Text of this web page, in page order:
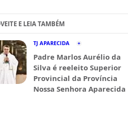
E LEIA TAMBÉM
TJ APARECIDA
Padre Marlos Aurélio da
Silva é reeleito Superior
Provincial da Província
Nossa Senhora Aparecida